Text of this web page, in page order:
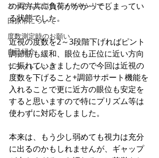
おっさんに似合うメガネシリーズ
田原市について
度数測定時のお願い
自己紹介
フラットレンズ
の両方共に負荷がかかってしまってい
る状態でした。
近視の度数を2～3段階下げればピント
調節筋も緩和、眼位も正位に近い方向
に振れていきましたので今回は近視の
度数を下げること+調節サポート機能を
入れることで更に近方の眼位も安定を
すると思いますので特にプリズム等は
使わずに対応をしました。
本来は、もう少し弱めても視力は充分
に出るのかもしれませんが、ギャップ